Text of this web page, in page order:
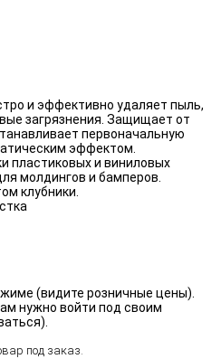
и эффективно удаляет пыль,
загрязнения. Защищает от
первоначальную
эффектом.
пластиковых и виниловых
молдингов и бамперов.
клубники.
(видите розничные цены).
нужно войти под своим
под заказ.